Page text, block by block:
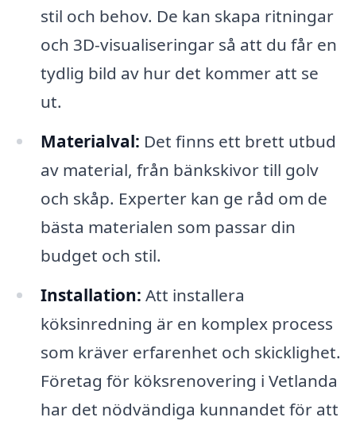
stil och behov. De kan skapa ritningar
och 3D-visualiseringar så att du får en
tydlig bild av hur det kommer att se
ut.
Materialval: Det finns ett brett utbud
av material, från bänkskivor till golv
och skåp. Experter kan ge råd om de
bästa materialen som passar din
budget och stil.
Installation: Att installera
köksinredning är en komplex process
som kräver erfarenhet och skicklighet.
Företag för köksrenovering i Vetlanda
har det nödvändiga kunnandet för att